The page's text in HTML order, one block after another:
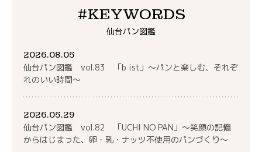
#KEYWORDS
仙台パン図鑑
2026.08.05
仙台パン図鑑 vol.83 「b ist」～パンと楽しむ、それぞ
れのいい時間～
2026.05.29
仙台パン図鑑 vol.82 「UCHI NO PAN」～笑顔の記憶
からはじまった、卵・乳・ナッツ不使用のパンづくり～